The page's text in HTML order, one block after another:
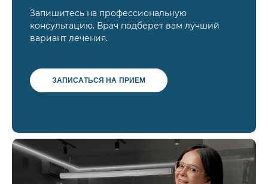
Запишитесь на профессиональную
консультацию. Врач подберет вам лучший
вариант лечения.
ЗАПИСАТЬСЯ НА ПРИЕМ